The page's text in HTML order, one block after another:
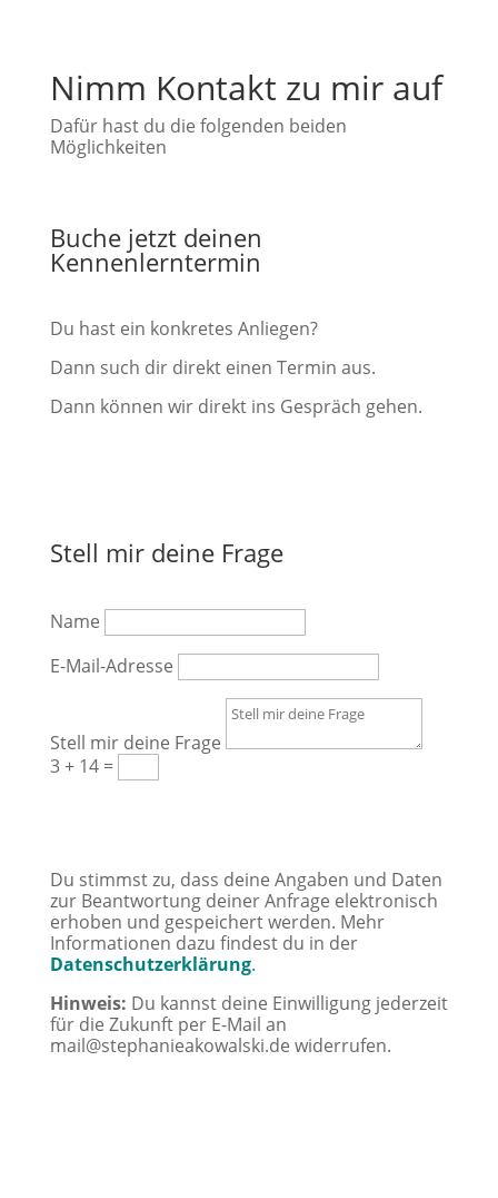
Nimm Kontakt zu mir auf
Dafür hast du die folgenden beiden
Möglichkeiten
Buche jetzt deinen
Kennenlerntermin
Du hast ein konkretes Anliegen?
Dann such dir direkt einen Termin aus.
Dann können wir direkt ins Gespräch gehen.
Stell mir deine Frage
Name
E-Mail-Adresse
Stell mir deine Frage
3 + 14=
Du stimmst zu, dass deine Angaben und Daten
zur Beantwortung deiner Anfrage elektronisch
erhoben und gespeichert werden. Mehr
Informationen dazu findest du in der
Datenschutzerklärung.
Hinweis: Du kannst deine Einwilligung jederzeit
für die Zukunft per E-Mail an
mail@stephanieakowalski.de widerrufen.